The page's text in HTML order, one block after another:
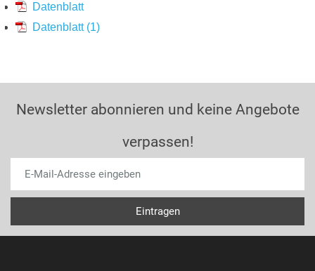
Datenblatt
Datenblatt (1)
Newsletter abonnieren und keine Angebote
verpassen!